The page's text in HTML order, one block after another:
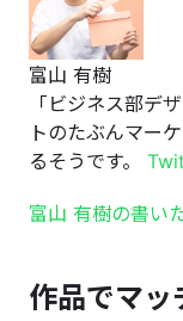
富山 有樹
「ビジネス部デ
トのたぶんマー
るそうです。
富山 有樹の書い
作品でマッ